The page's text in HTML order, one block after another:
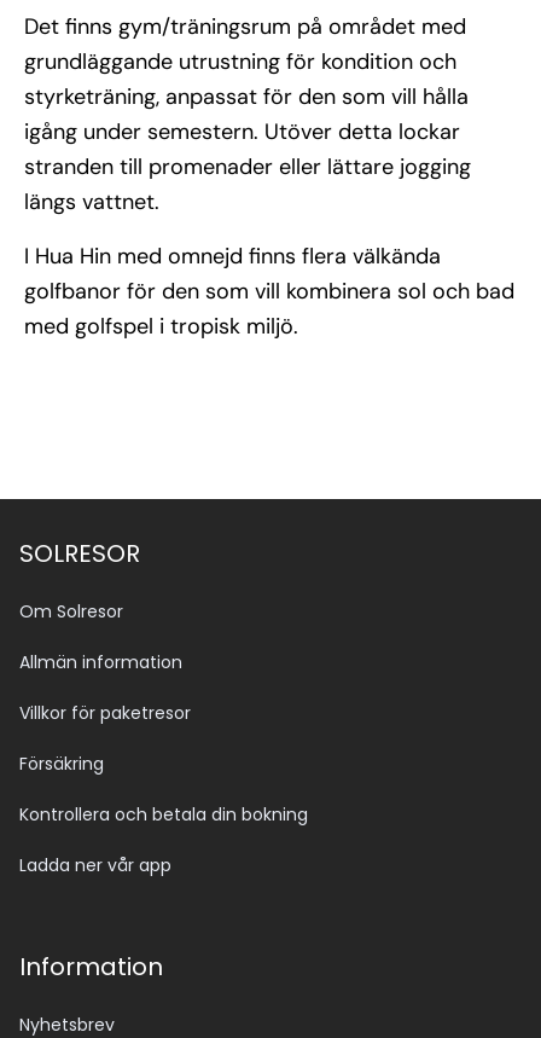
Det finns gym/träningsrum på området med
grundläggande utrustning för kondition och
styrketräning, anpassat för den som vill hålla
igång under semestern. Utöver detta lockar
stranden till promenader eller lättare jogging
längs vattnet.
I Hua Hin med omnejd finns flera välkända
golfbanor för den som vill kombinera sol och bad
med golfspel i tropisk miljö.
SOLRESOR
Om Solresor
Allmän information
Villkor för paketresor
Försäkring
Kontrollera och betala din bokning
Ladda ner vår app
Information
Nyhetsbrev